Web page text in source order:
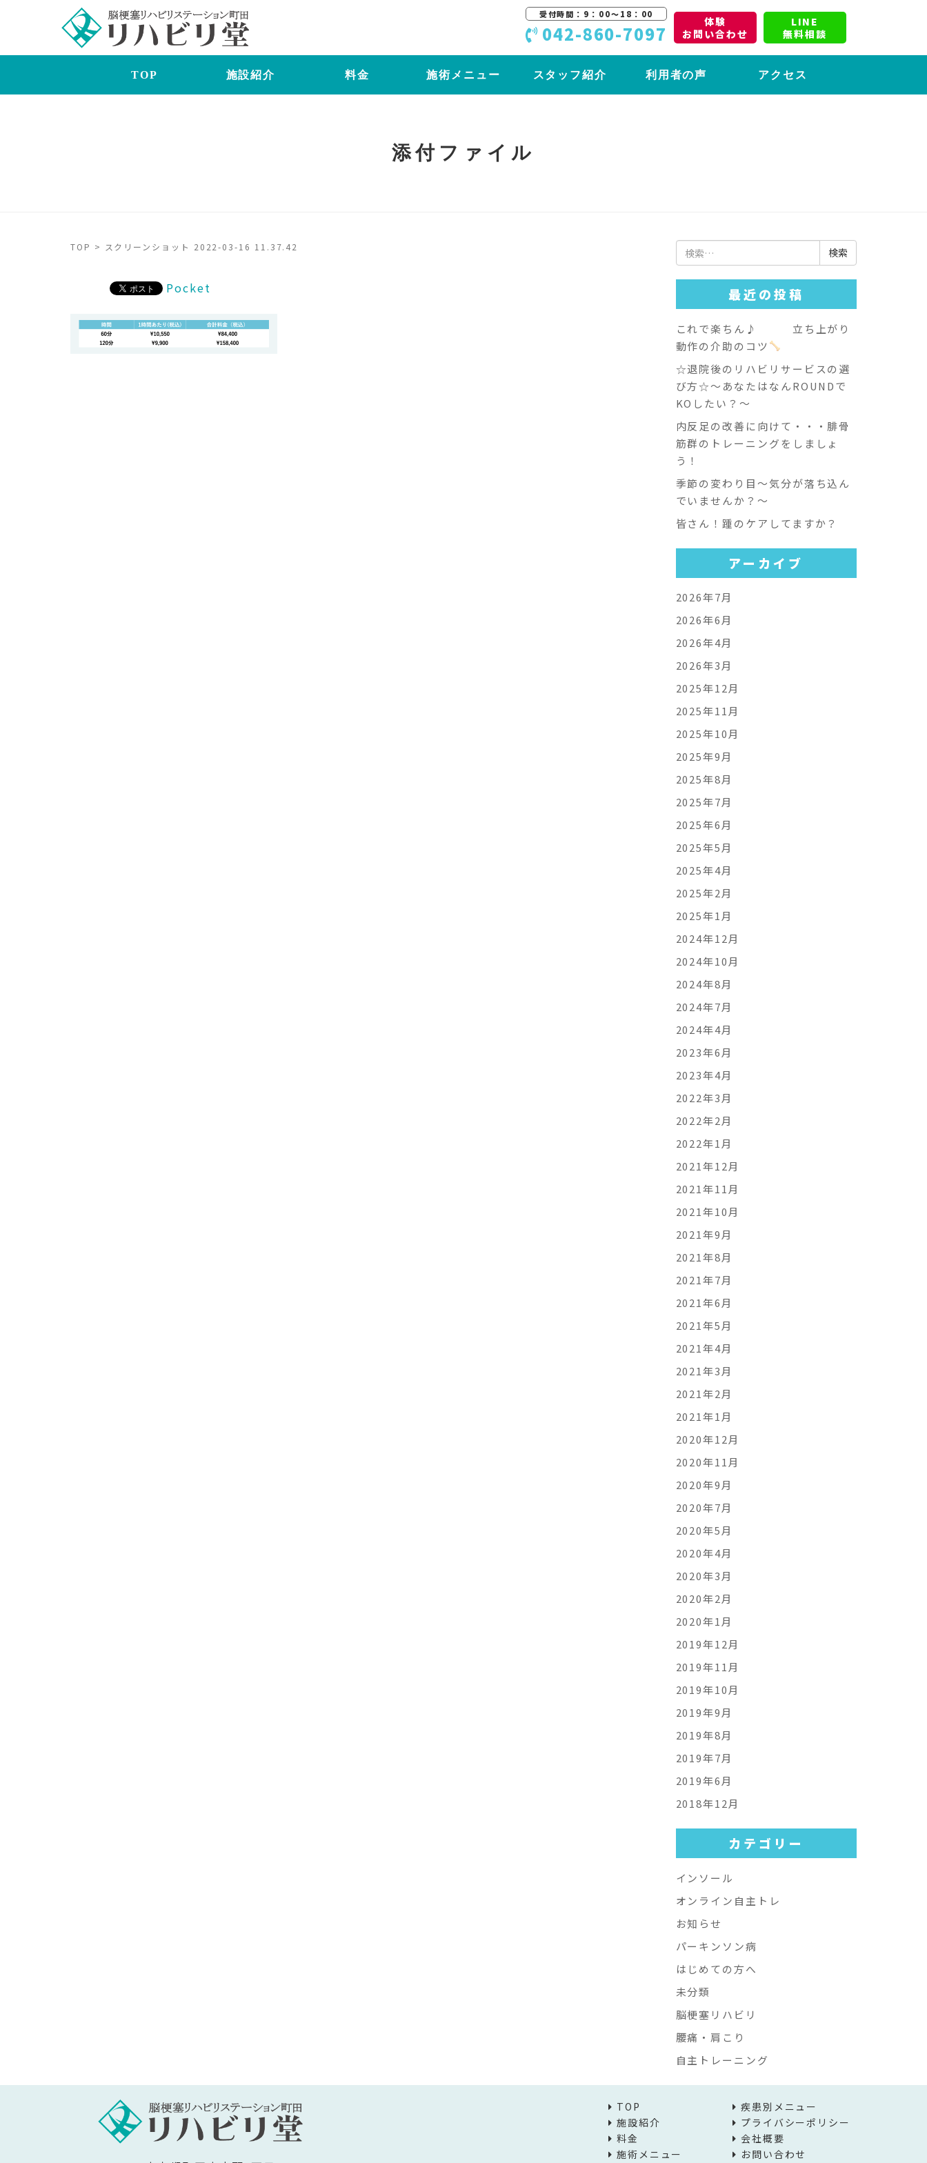
受付時間：9：00〜18：00
042-860-7097
体験
お問い合わせ
LINE
無料相談
TOP 施設紹介 料金 施術メニュー スタッフ紹介 利用者の声 アクセス
添付ファイル
TOP > スクリーンショット 2022-03-16 11.37.42
Pocket
検
索:
最近の投稿
これで楽ちん♪ 立ち上がり
動作の介助のコツ
☆退院後のリハビリサービスの選
び方☆～あなたはなんROUNDで
KOしたい？～
内反足の改善に向けて・・・腓骨
筋群のトレーニングをしましょ
う！
季節の変わり目～気分が落ち込ん
でいませんか？～
皆さん！踵のケアしてますか？
アーカイブ
2026年7月
2026年6月
2026年4月
2026年3月
2025年12月
2025年11月
2025年10月
2025年9月
2025年8月
2025年7月
2025年6月
2025年5月
2025年4月
2025年2月
2025年1月
2024年12月
2024年10月
2024年8月
2024年7月
2024年4月
2023年6月
2023年4月
2022年3月
2022年2月
2022年1月
2021年12月
2021年11月
2021年10月
2021年9月
2021年8月
2021年7月
2021年6月
2021年5月
2021年4月
2021年3月
2021年2月
2021年1月
2020年12月
2020年11月
2020年9月
2020年7月
2020年5月
2020年4月
2020年3月
2020年2月
2020年1月
2019年12月
2019年11月
2019年10月
2019年9月
2019年8月
2019年7月
2019年6月
2018年12月
カテゴリー
インソール
オンライン自主トレ
お知らせ
パーキンソン病
はじめての方へ
未分類
脳梗塞リハビリ
腰痛・肩こり
自主トレーニング
TOP
施設紹介
料金
施術メニュー
疾患別メニュー
プライバシーポリシー
会社概要
お問い合わせ